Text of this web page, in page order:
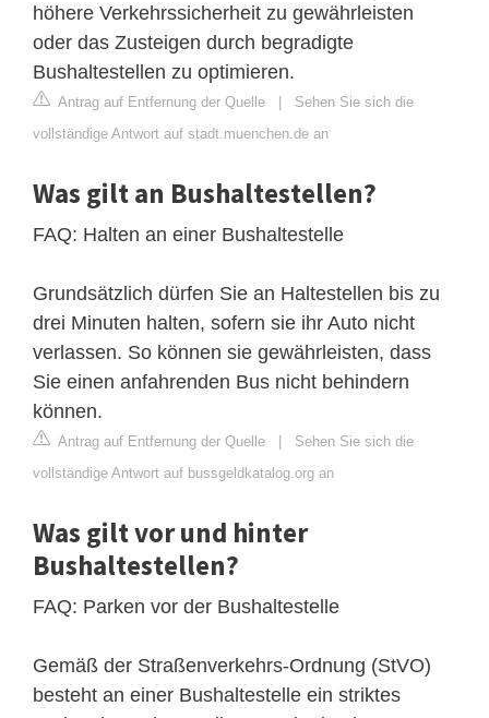
höhere Verkehrssicherheit zu gewährleisten
oder das Zusteigen durch begradigte
Bushaltestellen zu optimieren.
Antrag auf Entfernung der Quelle | Sehen Sie sich die
vollständige Antwort auf stadt.muenchen.de an
Was gilt an Bushaltestellen?
FAQ: Halten an einer Bushaltestelle
Grundsätzlich dürfen Sie an Haltestellen bis zu
drei Minuten halten, sofern sie ihr Auto nicht
verlassen. So können sie gewährleisten, dass
Sie einen anfahrenden Bus nicht behindern
können.
Antrag auf Entfernung der Quelle | Sehen Sie sich die
vollständige Antwort auf bussgeldkatalog.org an
Was gilt vor und hinter
Bushaltestellen?
FAQ: Parken vor der Bushaltestelle
Gemäß der Straßenverkehrs-Ordnung (StVO)
besteht an einer Bushaltestelle ein striktes